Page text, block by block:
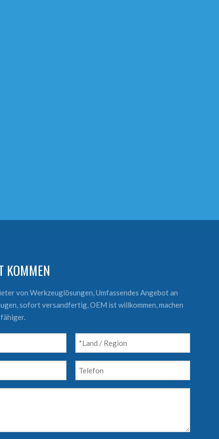
KOMMEN
von Werkzeuglösungen, Umfassendes Angebot an
sofort versandfertig, OEM ist willkommen, machen